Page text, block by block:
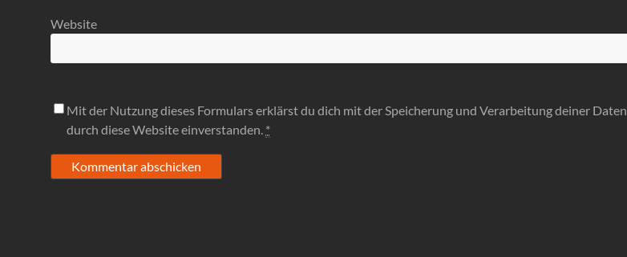
Website
Mit der Nutzung dieses Formulars erklärst du dich mit der Speicherung und Verarbeitung deiner Daten
durch diese Website einverstanden. *